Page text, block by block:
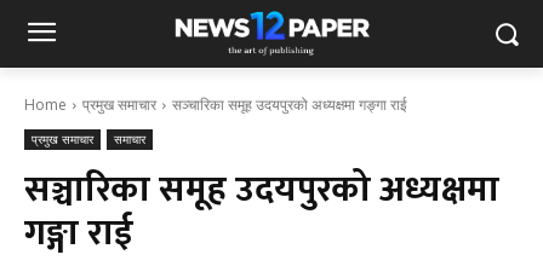
Home प्रमुख समाचार सञ्चारिका समूह उदयपुरको अध्यक्षमा गङ्गा राई
प्रमुख समाचार समाचार
सञ्चारिका समूह उदयपुरको अध्यक्षमा
गङ्गा राई